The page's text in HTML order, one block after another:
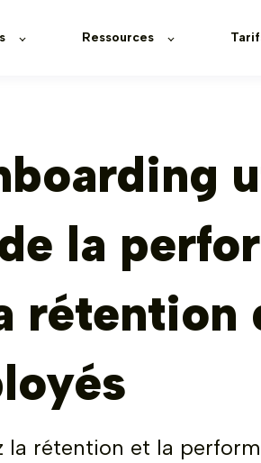
Ressources
la
rétention
la rétention et la